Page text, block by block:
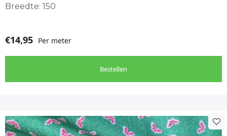
Breedte: 150
€14,95 Per meter
Bestellen